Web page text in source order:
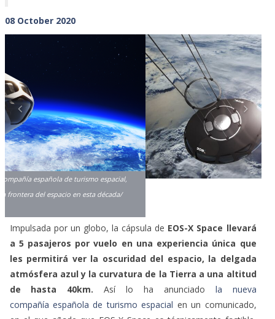
08 October 2020
Previous Next
Impulsada por un globo, la cápsula de
les permitirá ver la oscuridad del espacio, la delgada
atmósfera azul y la curvatura de la Tierra a una altitud
de hasta 40km.
Así lo ha anunciado
la nueva
compañía española de turismo espacial
en un comunicado,
en el que añade que EOS-X Space es técnicamente factible,
sostenible.